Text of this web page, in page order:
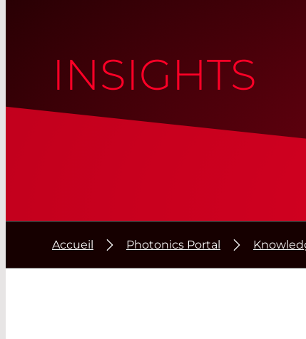
INSIGHTS
Accueil Photonics Portal